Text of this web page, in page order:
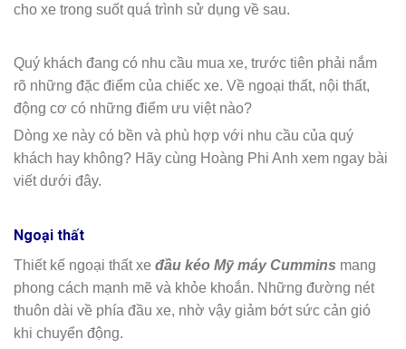
cho xe trong suốt quá trình sử dụng về sau.
Quý khách đang có nhu cầu mua xe, trước tiên phải nắm
rõ những đặc điểm của chiếc xe. Về ngoại thất, nội thất,
động cơ có những điểm ưu việt nào?
Dòng xe này có bền và phù hợp với nhu cầu của quý
khách hay không? Hãy cùng Hoàng Phi Anh xem ngay bài
viết dưới đây.
Ngoại thất
Thiết kế ngoại thất xe đầu kéo Mỹ máy Cummins mang
phong cách mạnh mẽ và khỏe khoắn. Những đường nét
thuôn dài về phía đầu xe, nhờ vậy giảm bớt sức cản gió
khi chuyển động.